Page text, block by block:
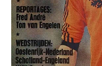
Contact